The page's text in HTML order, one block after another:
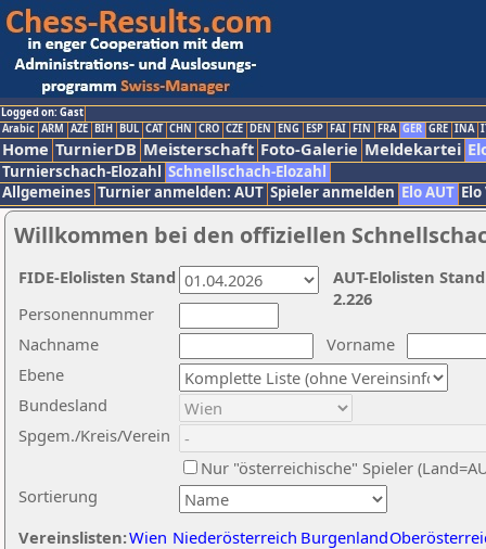
Logged on: Gast
Arabic ARM AZE BIH BUL CAT CHN CRO CZE DEN ENG ESP FAI FIN FRA GER GRE INA
Home TurnierDB Meisterschaft Foto-Galerie Meldekartei
Turnierschach-Elozahl Schnellschach-Elozahl
Allgemeines Turnier anmelden: AUT Spieler anmelden Elo AUT
Willkommen bei den offiziellen
Nachname
Vorname
Ebene
Sortierung
Personennummer
Bundesland
Spgem./Kreis/Verein
Nur "österreichische" Spieler
Vereinslisten:Wien Niederösterreich Burgenland
AUT-Elolisten
2.226
FIDE-Elolisten Stand